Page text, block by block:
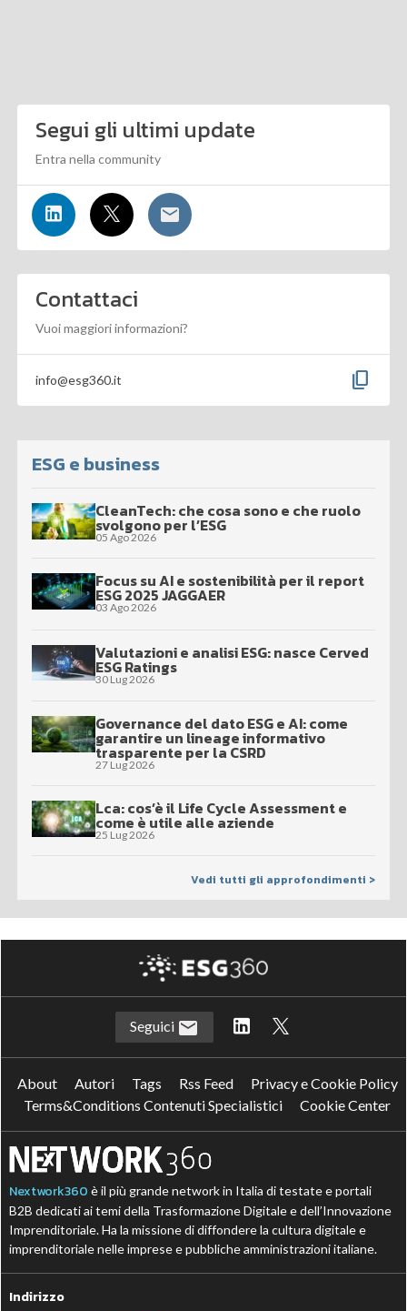
Segui gli ultimi update
Entra nella community
Contattaci
Vuoi maggiori informazioni?
info@esg360.it content_copy
ESG e business
CleanTech: che cosa sono e che ruolo
svolgono per l’ESG
05 Ago 2026
Focus su AI e sostenibilità per il report
ESG 2025 JAGGAER
03 Ago 2026
Valutazioni e analisi ESG: nasce Cerved
ESG Ratings
30 Lug 2026
Governance del dato ESG e AI: come
garantire un lineage informativo
trasparente per la CSRD
27 Lug 2026
Lca: cos’è il Life Cycle Assessment e
come è utile alle aziende
25 Lug 2026
Vedi tutti gli approfondimenti >
Seguici
About Autori Tags Rss Feed
Privacy e Cookie Policy
Terms&Conditions Contenuti Specialistici
Cookie Center
Nextwork360 è il più grande network in Italia di testate e portali
B2B dedicati ai temi della Trasformazione Digitale e dell’Innovazione
Imprenditoriale. Ha la missione di diffondere la cultura digitale e
imprenditoriale nelle imprese e pubbliche amministrazioni italiane.
Indirizzo